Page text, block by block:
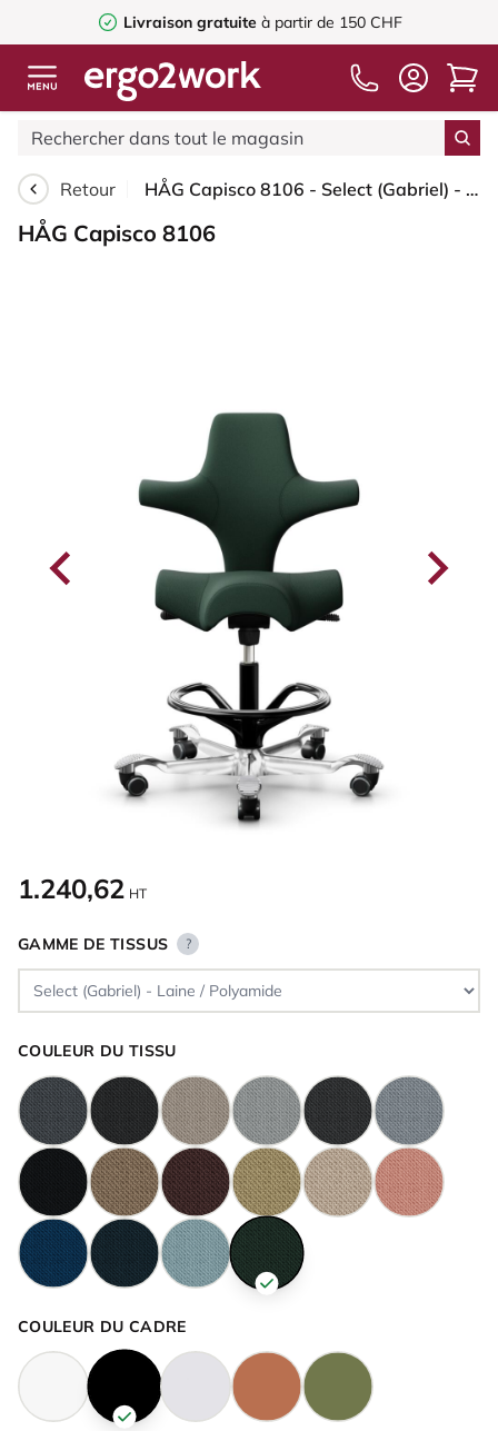
Livraison gratuite à partir de 150 CHF
Retour HÅG Capisco 8106 - Select (Gabriel) - Laine / Polyamide - SC68209 - Dark green - Noir - 265 mm (hauteur d’assise 53–79 cm) - Roues souples pour sols durs
HÅG Capisco 8106
1.240,62 HT
GAMME DE TISSUS ?
COULEUR DU TISSU
COULEUR DU CADRE